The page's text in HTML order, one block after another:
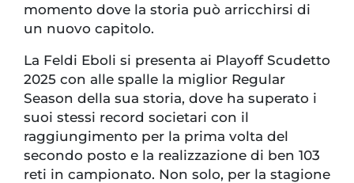
momento dove la storia può arricchirsi di
un nuovo capitolo.
La Feldi Eboli si presenta ai Playoff Scudetto
2025 con alle spalle la miglior Regular
Season della sua storia, dove ha superato i
suoi stessi record societari con il
raggiungimento per la prima volta del
secondo posto e la realizzazione di ben 103
reti in campionato. Non solo, per la stagione